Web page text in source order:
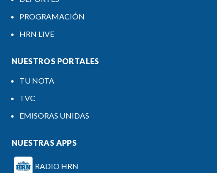
PROGRAMACIÓN
HRN LIVE
NUESTROS PORTALES
TU NOTA
TVC
EMISORAS UNIDAS
NUESTRAS APPS
RADIO HRN